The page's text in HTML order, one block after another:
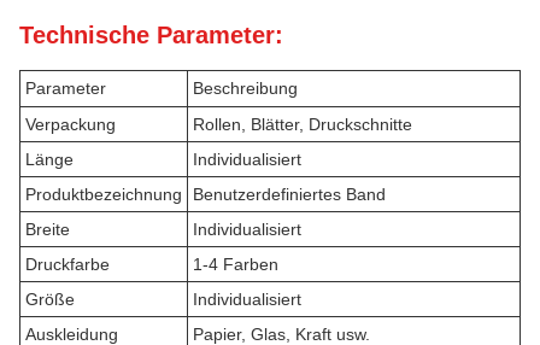
Technische Parameter:
Parameter
Beschreibung
Verpackung
Rollen, Blätter, Druckschnitte
Länge
Individualisiert
Produktbezeichnung
Benutzerdefiniertes Band
Breite
Individualisiert
Druckfarbe
1-4 Farben
Größe
Individualisiert
Auskleidung
Papier, Glas, Kraft usw.